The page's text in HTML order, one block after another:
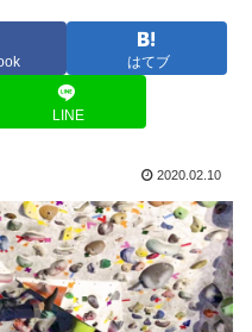
はてブ
LINE
2020.02.10